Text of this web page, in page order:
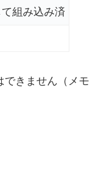
組み込み済
できません（メモ